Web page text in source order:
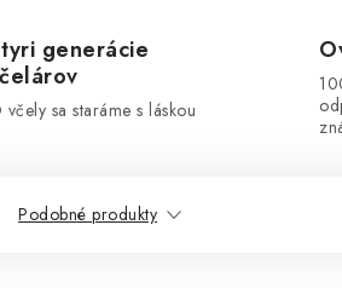
generácie
včely sa staráme s láskou
Podobné produkty